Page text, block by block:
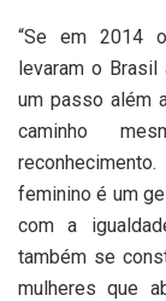
“Se em 2014
levaram o
um passo além
caminho
feminino é um
com a
também se
mulheres que